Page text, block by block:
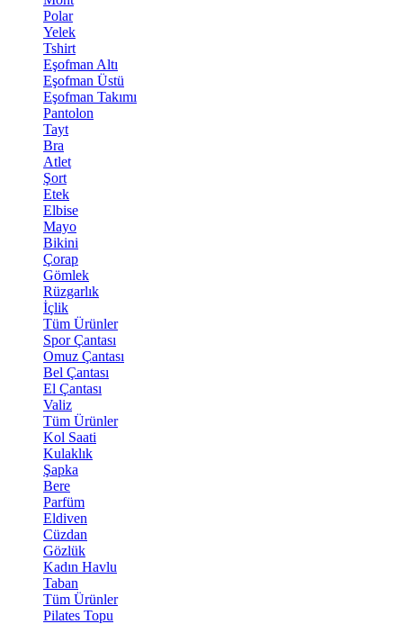
Polar
Yelek
Tshirt
Eşofman Altı
Eşofman Üstü
Eşofman Takımı
Pantolon
Tayt
Bra
Atlet
Şort
Etek
Elbise
Mayo
Bikini
Çorap
Gömlek
Rüzgarlık
İçlik
Tüm Ürünler
Spor Çantası
Omuz Çantası
Bel Çantası
El Çantası
Valiz
Tüm Ürünler
Kol Saati
Kulaklık
Şapka
Bere
Parfüm
Eldiven
Cüzdan
Gözlük
Kadın Havlu
Taban
Tüm Ürünler
Pilates Topu